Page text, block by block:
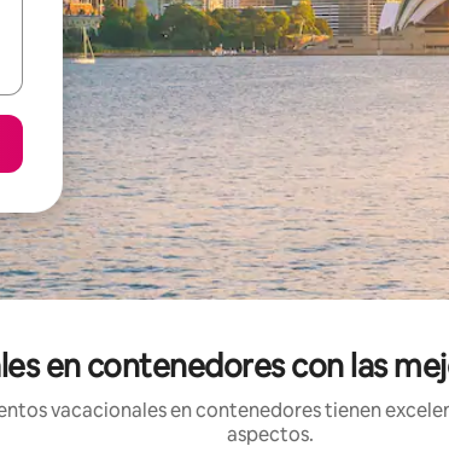
en contenedores con las
vacacionales en contenedores tienen
aspectos.